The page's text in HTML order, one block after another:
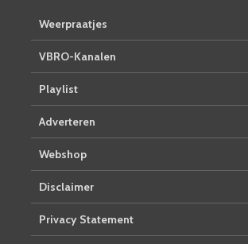
Weerpraatjes
VBRO-Kanalen
Playlist
Adverteren
Webshop
Disclaimer
Privacy Statement